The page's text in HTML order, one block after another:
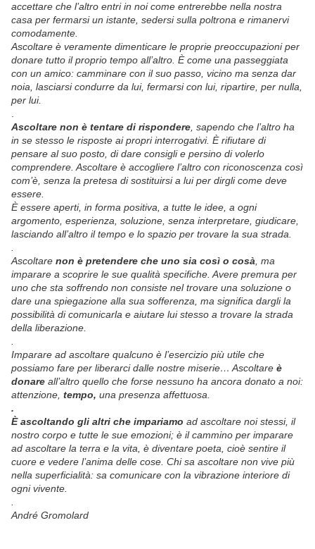
accettare che l’altro entri in noi come entrerebbe nella nostra
casa per fermarsi un istante, sedersi sulla poltrona e rimanervi
comodamente.
Ascoltare è veramente dimenticare le proprie preoccupazioni per
donare tutto il proprio tempo all’altro. È come una passeggiata
con un amico: camminare con il suo passo, vicino ma senza dar
noia, lasciarsi condurre da lui, fermarsi con lui, ripartire, per nulla,
per lui.
Ascoltare non è tentare di rispondere , sapendo che l’altro ha
in se stesso le risposte ai propri interrogativi. È rifiutare di
pensare al suo posto, di dare consigli e persino di volerlo
comprendere. Ascoltare è accogliere l’altro con riconoscenza così
com’è, senza la pretesa di sostituirsi a lui per dirgli come deve
essere.
È essere aperti, in forma positiva, a tutte le idee, a ogni
argomento, esperienza, soluzione, senza interpretare, giudicare,
lasciando all’altro il tempo e lo spazio per trovare la sua strada.
Ascoltare non è pretendere che uno sia così o cosà , ma
imparare a scoprire le sue qualità specifiche. Avere premura per
uno che sta soffrendo non consiste nel trovare una soluzione o
dare una spiegazione alla sua sofferenza, ma significa dargli la
possibilità di comunicarla e aiutare lui stesso a trovare la strada
della liberazione.
Imparare ad ascoltare qualcuno è l’esercizio più utile che
possiamo fare per liberarci dalle nostre miserie… Ascoltare è
donare all’altro quello che forse nessuno ha ancora donato a noi:
attenzione, tempo, una presenza affettuosa.
.
È ascoltando gli altri che impariamo ad ascoltare noi stessi, il
nostro corpo e tutte le sue emozioni; è il cammino per imparare
ad ascoltare la terra e la vita, è diventare poeta, cioè sentire il
cuore e vedere l’anima delle cose. Chi sa ascoltare non vive più
nella superficialità: sa comunicare con la vibrazione interiore di
ogni vivente.
André Gromolard